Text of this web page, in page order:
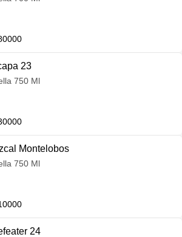
23
750 Ml
Montelobos
750 Ml
24